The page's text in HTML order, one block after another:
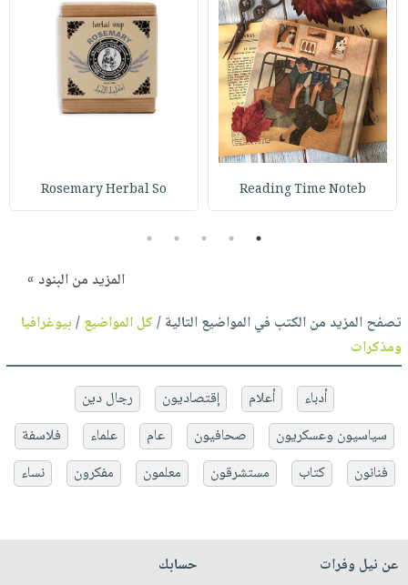
Reading Time Noteb
Rosemary Herbal So
1
2
3
4
5
المزيد من البنود »
تصفح المزيد من الكتب في المواضيع التالية /كل المواضيع/بيوغرافيا
ومذكرات
أدباء أعلام إقتصاديون
رجال دين
سياسيون وعسكريون
صحافيون عام علماء
فلاسفة
فنانون
كتاب مستشرقون معلمون مفكرون نساء
عن نيل وفرات
حسابك